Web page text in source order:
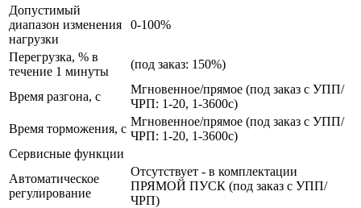
Допустимый
диапазон изменения
нагрузки
0-100%
Перегрузка, % в
течение 1 минуты
(под заказ: 150%)
Время разгона, с
Мгновенное/прямое (под заказ с УПП/
ЧРП: 1-20, 1-3600с)
Время торможения, с
Мгновенное/прямое (под заказ с УПП/
ЧРП: 1-20, 1-3600с)
Сервисные функции
Автоматическое
регулирование
Отсутствует - в комплектации
ПРЯМОЙ ПУСК (под заказ с УПП/
ЧРП)